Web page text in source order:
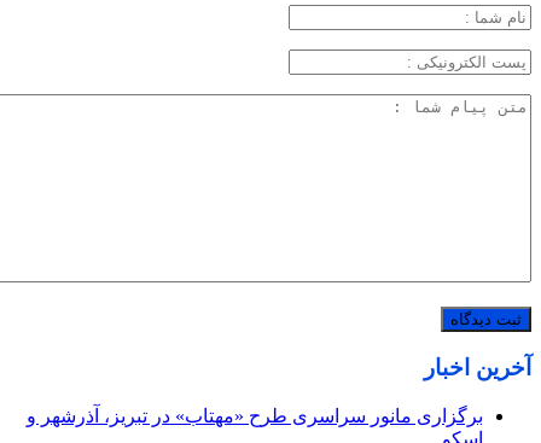
آخرین اخبار
برگزاری مانور سراسری طرح «مهتاب» در تبریز، آذرشهر و
اسکو